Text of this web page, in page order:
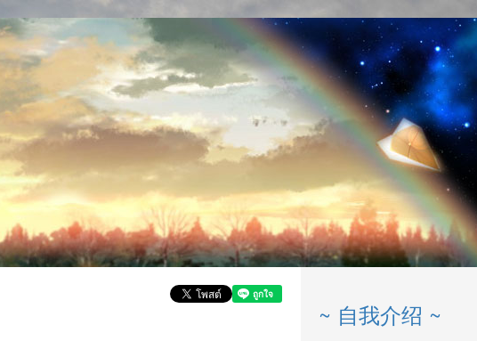
~ 自我介绍 ~